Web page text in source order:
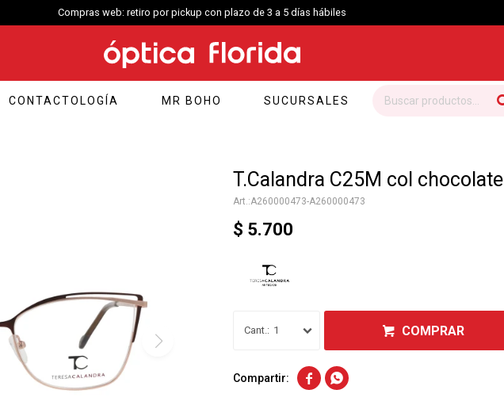
Compras web: retiro por pickup con plazo de 3 a 5 días hábiles
CONTACTOLOGÍA MR BOHO SUCURSALES
T.Calandra C25M col chocolate
A260000473-A260000473
$ 5.700
1 COMPRAR
 